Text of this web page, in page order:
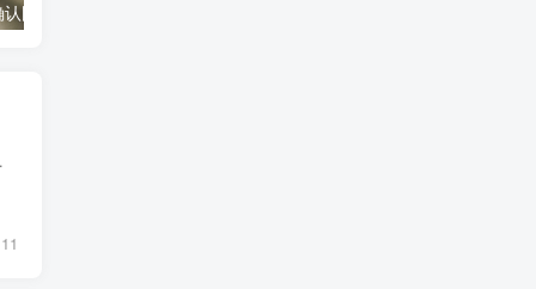
。然而，对于2万元资...
11